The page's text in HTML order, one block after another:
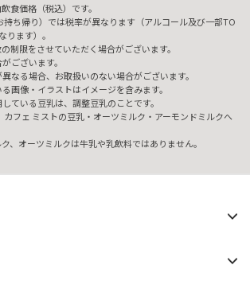
食価格（税込）です。
持ち帰り）では税率が異なります（アルコール及び一部TO
ります）。
制限をさせていただく場合がございます。
ございます。
なる場合、お取扱いのない場合がございます。
画像・イラストはイメージを含みます。
ている豆乳は、調整豆乳のことです。
カフェ ミストの豆乳・オーツミルク・アーモンドミルクへ
、オーツミルクは牛乳や乳飲料ではありません。